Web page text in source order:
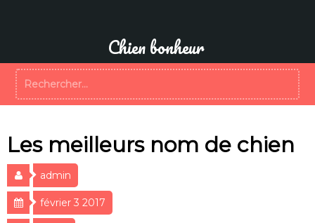
Chien bonheur
Les meilleurs nom de chien
admin
février 3 2017
Rechercher :